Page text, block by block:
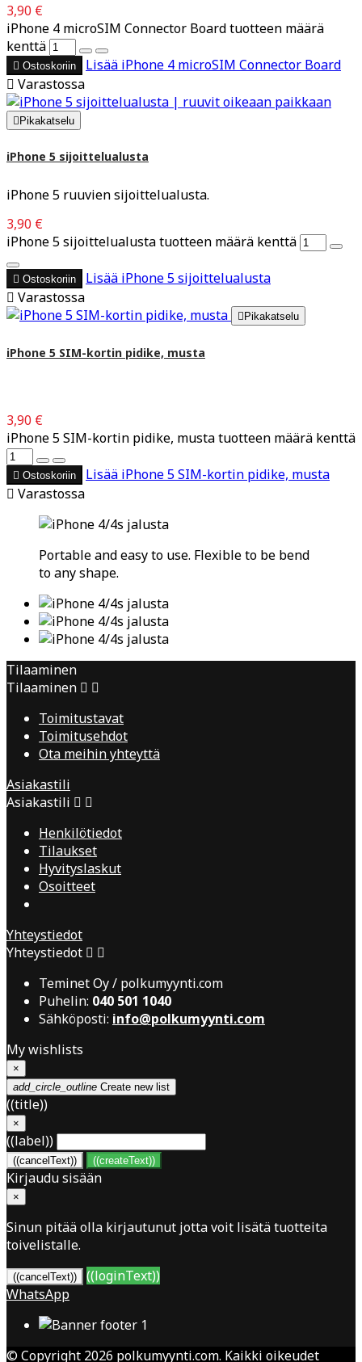
3,90 €
iPhone 4 microSIM Connector Board tuotteen määrä
kenttä
 Ostoskoriin Lisää iPhone 4 microSIM Connector Board
 Varastossa
Pikakatselu
iPhone 5 sijoittelualusta
iPhone 5 ruuvien sijoittelualusta.
3,90 €
iPhone 5 sijoittelualusta tuotteen määrä kenttä
 Ostoskoriin Lisää iPhone 5 sijoittelualusta
 Varastossa
 Pikakatselu
iPhone 5 SIM-kortin pidike, musta
3,90 €
iPhone 5 SIM-kortin pidike, musta tuotteen määrä kenttä
 Ostoskoriin Lisää iPhone 5 SIM-kortin pidike, musta
 Varastossa
Portable and easy to use. Flexible to be bend
to any shape.
Tilaaminen
Tilaaminen  
Toimitustavat
Toimitusehdot
Ota meihin yhteyttä
Asiakastili
Asiakastili  
Henkilötiedot
Tilaukset
Hyvityslaskut
Osoitteet
Yhteystiedot
Yhteystiedot  
Teminet Oy / polkumyynti.com
Puhelin: 040 501 1040
Sähköposti: info@polkumyynti.com
My wishlists
×
add_circle_outline Create new list
((title))
×
((label))
((cancelText)) ((createText))
Kirjaudu sisään
×
Sinun pitää olla kirjautunut jotta voit lisätä tuotteita
toivelistalle.
((cancelText))
((loginText))
WhatsApp
© Copyright 2026 polkumyynti.com. Kaikki oikeudet